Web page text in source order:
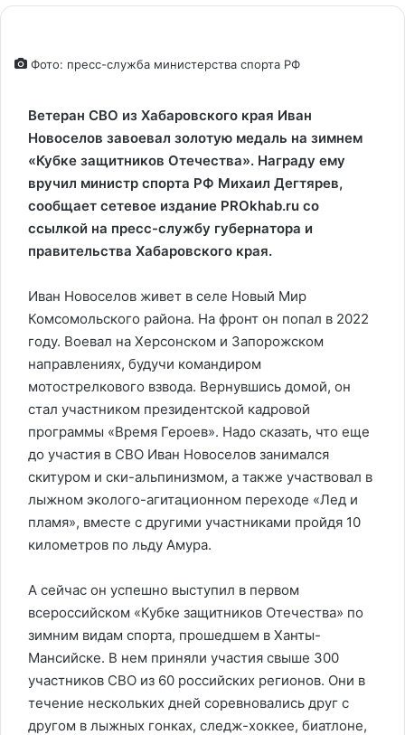
Фото: пресс-служба министерства спорта РФ
Ветеран СВО из Хабаровского края Иван
Новоселов завоевал золотую медаль на зимнем
«Кубке защитников Отечества». Награду ему
вручил министр спорта РФ Михаил Дегтярев,
сообщает сетевое издание PROkhab.ru со
ссылкой на пресс-службу губернатора и
правительства Хабаровского края.
Иван Новоселов живет в селе Новый Мир
Комсомольского района. На фронт он попал в 2022
году. Воевал на Херсонском и Запорожском
направлениях, будучи командиром
мотострелкового взвода. Вернувшись домой, он
стал участником президентской кадровой
программы «Время Героев». Надо сказать, что еще
до участия в СВО Иван Новоселов занимался
скитуром и ски-альпинизмом, а также участвовал в
лыжном эколого-агитационном переходе «Лед и
пламя», вместе с другими участниками пройдя 10
километров по льду Амура.
А сейчас он успешно выступил в первом
всероссийском «Кубке защитников Отечества» по
зимним видам спорта, прошедшем в Ханты-
Мансийске. В нем приняли участия свыше 300
участников СВО из 60 российских регионов. Они в
течение нескольких дней соревновались друг с
другом в лыжных гонках, следж-хоккее, биатлоне,